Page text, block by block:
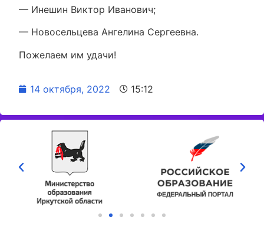
— Инешин Виктор Иванович;
— Новосельцева Ангелина Сергеевна.
Пожелаем им удачи!
14 октября, 2022 15:12